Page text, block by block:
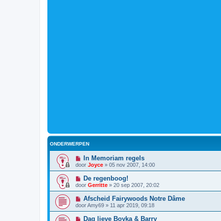
ONDERWERPEN
In Memoriam regels
door Joyce » 05 nov 2007, 14:00
De regenboog!
door Gerritte » 20 sep 2007, 20:02
Afscheid Fairywoods Notre Dâme
doorAmy69 » 11 apr 2019, 09:18
Dag lieve Boyka & Barry